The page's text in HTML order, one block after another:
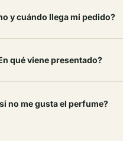
y cuándo llega mi pedido?
qué viene presentado?
no me gusta el perfume?